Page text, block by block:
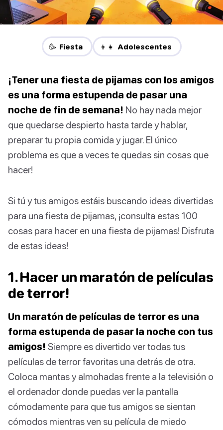
🥳 Fiesta 👦👧 Adolescentes
¡Tener una fiesta de pijamas con los amigos
es una forma estupenda de pasar una
noche de fin de semana! No hay nada mejor
que quedarse despierto hasta tarde y hablar,
preparar tu propia comida y jugar. El único
problema es que a veces te quedas sin cosas que
hacer!
Si tú y tus amigos estáis buscando ideas divertidas
para una fiesta de pijamas, ¡consulta estas 100
cosas para hacer en una fiesta de pijamas! Disfruta
de estas ideas!
1. Hacer un maratón de películas
de terror!
Un maratón de películas de terror es una
forma estupenda de pasar la noche con tus
amigos! Siempre es divertido ver todas tus
películas de terror favoritas una detrás de otra.
Coloca mantas y almohadas frente a la televisión o
el ordenador donde puedas ver la pantalla
cómodamente para que tus amigos se sientan
cómodos mientras ven su película de miedo